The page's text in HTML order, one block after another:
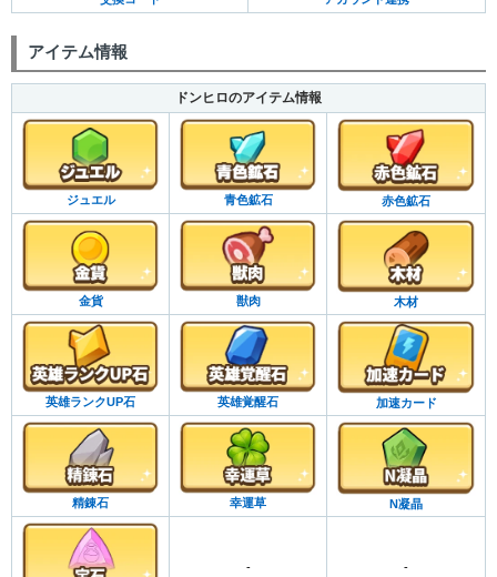
アイテム情報
ドンヒロのアイテム情報
ジュエル 青色鉱石 赤色鉱石
金貨 獣肉 木材
英雄ランクUP石 英雄覚醒石 加速カード
精錬石 幸運草 N凝晶
- -